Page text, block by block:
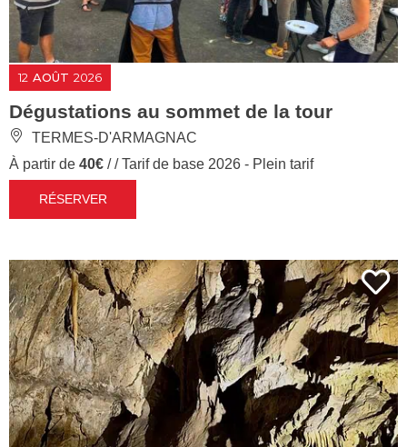
12 AOÛT 2026
Dégustations au sommet de la tour
TERMES-D'ARMAGNAC
À partir de 40€ / / Tarif de base 2026 - Plein tarif
RÉSERVER